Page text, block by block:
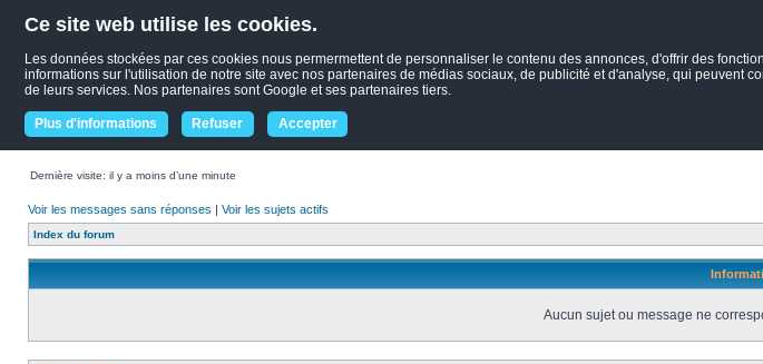
Ce site web utilise les cookies.
Les données stockées par ces cookies nous permermettent de personnaliser le contenu des annonces, d'offrir des
informations sur l'utilisation de notre site avec nos partenaires de médias sociaux, de publicité et d'analyse, qui
de leurs services. Nos partenaires sont Google et ses partenaires tiers.
Plus d'informations Refuser Accepter
Dernière visite: il y a moins d’une minute
Voir les messages sans réponses | Voir les sujets actifs
Index du forum
Aucun sujet ou message ne